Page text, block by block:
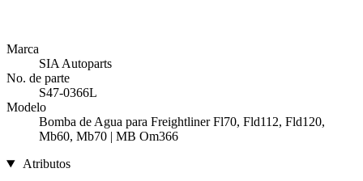
Marca
SIA Autoparts
No. de parte
S47-0366L
Modelo
Bomba de Agua para Freightliner Fl70, Fld112, Fld120,
Mb60, Mb70 | MB Om366
Atributos